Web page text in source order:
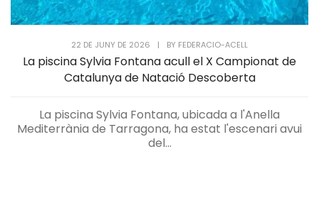
22 DE JUNY DE 2026 | BY FEDERACIO-ACELL
La piscina Sylvia Fontana acull el X Campionat de
Catalunya de Natació Descoberta
La piscina Sylvia Fontana, ubicada a l'Anella
Mediterrània de Tarragona, ha estat l'escenari avui
del...